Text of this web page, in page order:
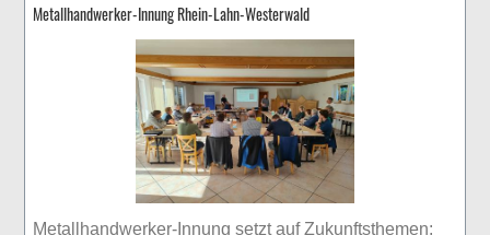
Metallhandwerker-Innung Rhein-Lahn-Westerwald
Metallhandwerker-Innung setzt auf Zukunftsthemen: